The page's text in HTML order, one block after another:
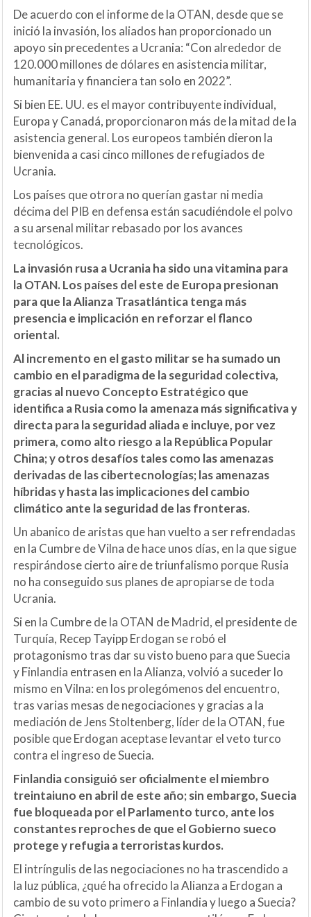
De acuerdo con el informe de la OTAN, desde que se
inició la invasión, los aliados han proporcionado un
apoyo sin precedentes a Ucrania: “Con alrededor de
120.000 millones de dólares en asistencia militar,
humanitaria y financiera tan solo en 2022”.
Si bien EE. UU. es el mayor contribuyente individual,
Europa y Canadá, proporcionaron más de la mitad de la
asistencia general. Los europeos también dieron la
bienvenida a casi cinco millones de refugiados de
Ucrania.
Los países que otrora no querían gastar ni media
décima del PIB en defensa están sacudiéndole el polvo
a su arsenal militar rebasado por los avances
tecnológicos.
La invasión rusa a Ucrania ha sido una vitamina para
la OTAN. Los países del este de Europa presionan
para que la Alianza Trasatlántica tenga más
presencia e implicación en reforzar el flanco
oriental.
Al incremento en el gasto militar se ha sumado un
cambio en el paradigma de la seguridad colectiva,
gracias al nuevo Concepto Estratégico que
identifica a Rusia como la amenaza más significativa y
directa para la seguridad aliada e incluye, por vez
primera, como alto riesgo a la República Popular
China; y otros desafíos tales como las amenazas
derivadas de las cibertecnologías; las amenazas
híbridas y hasta las implicaciones del cambio
climático ante la seguridad de las fronteras.
Un abanico de aristas que han vuelto a ser refrendadas
en la Cumbre de Vilna de hace unos días, en la que sigue
respirándose cierto aire de triunfalismo porque Rusia
no ha conseguido sus planes de apropiarse de toda
Ucrania.
Si en la Cumbre de la OTAN de Madrid, el presidente de
Turquía, Recep Tayipp Erdogan se robó el
protagonismo tras dar su visto bueno para que Suecia
y Finlandia entrasen en la Alianza, volvió a suceder lo
mismo en Vilna: en los prolegómenos del encuentro,
tras varias mesas de negociaciones y gracias a la
mediación de Jens Stoltenberg, líder de la OTAN, fue
posible que Erdogan aceptase levantar el veto turco
contra el ingreso de Suecia.
Finlandia consiguió ser oficialmente el miembro
treintaiuno en abril de este año; sin embargo, Suecia
fue bloqueada por el Parlamento turco, ante los
constantes reproches de que el Gobierno sueco
protege y refugia a terroristas kurdos.
El intríngulis de las negociaciones no ha trascendido a
la luz pública, ¿qué ha ofrecido la Alianza a Erdogan a
cambio de su voto primero a Finlandia y luego a Suecia?